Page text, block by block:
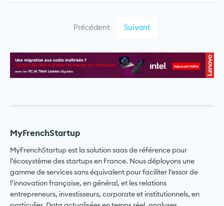
Précédent Suivant
MyFrenchStartup
MyFrenchStartup est la solution saas de référence pour
l’écosystème des startups en France. Nous déployons une
gamme de services sans équivalent pour faciliter l’essor de
l’innovation française, en général, et les relations
entrepreneurs, investisseurs, corporate et institutionnels, en